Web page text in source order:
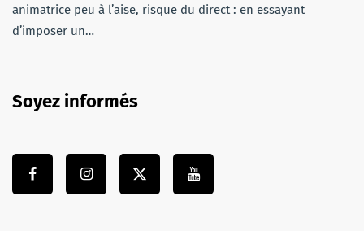
animatrice peu à l’aise, risque du direct : en essayant
d’imposer un…
Soyez informés